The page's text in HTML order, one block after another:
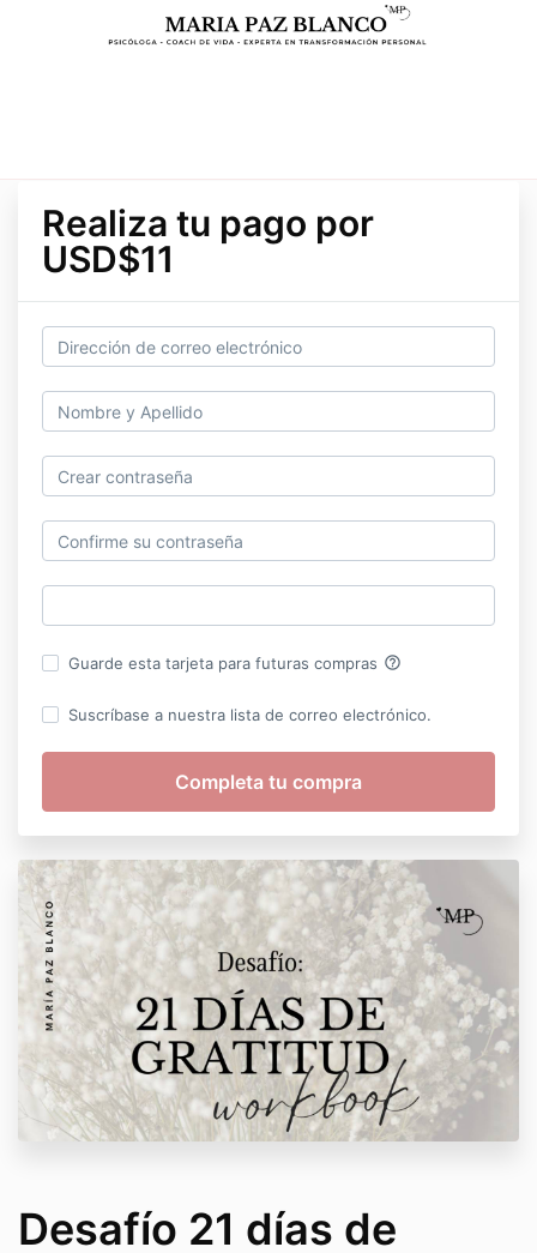
Realiza tu pago por
USD$11
Guarde esta tarjeta para futuras compras help_outline
Suscríbase a nuestra lista de correo electrónico.
Desafío 21 días de